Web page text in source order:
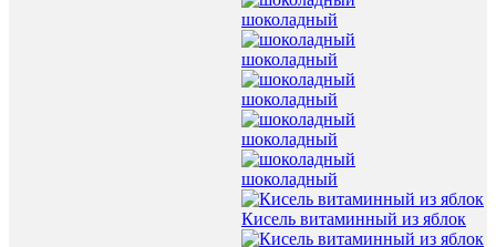
шоколадный
шоколадный
шоколадный
шоколадный
шоколадный
Кисель витаминный из яблок